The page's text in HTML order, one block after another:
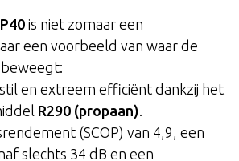
is niet zomaar een
een voorbeeld van waar de
en extreem efficiënt dankzij het
R290 (propaan).
(SCOP) van 4,9, een
slechts 34 dB en een